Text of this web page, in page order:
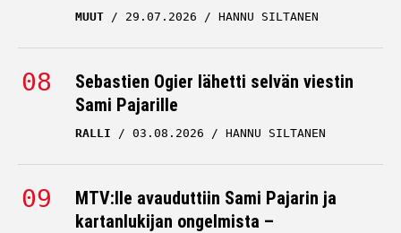
MUUT 29.07.2026 HANNU SILTANEN
Sebastien Ogier lähetti selvän viestin
Sami Pajarille
RALLI 03.08.2026 HANNU SILTANEN
MTV:lle avauduttiin Sami Pajarin ja
kartanlukijan ongelmista –